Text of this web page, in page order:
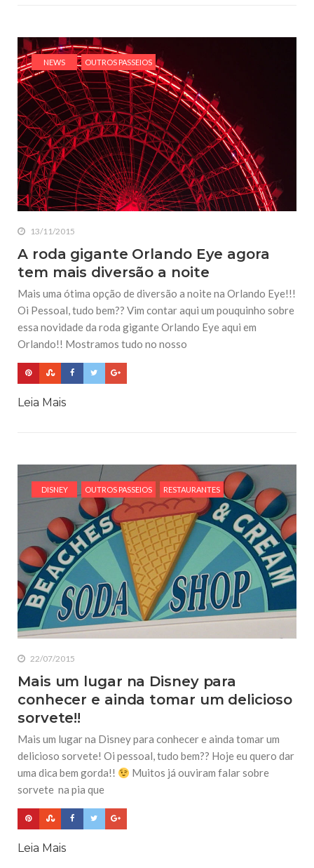
NEWS OUTROS PASSEIOS
13/11/2015
A roda gigante Orlando Eye agora
tem mais diversão a noite
Mais uma ótima opção de diversão a noite na Orlando Eye!!!
Oi Pessoal, tudo bem?? Vim contar aqui um pouquinho sobre
essa novidade da roda gigante Orlando Eye aqui em
Orlando!! Mostramos tudo no nosso
Leia Mais
DISNEY OUTROS PASSEIOS RESTAURANTES
22/07/2015
Mais um lugar na Disney para
conhecer e ainda tomar um delicioso
sorvete!!
Mais um lugar na Disney para conhecer e ainda tomar um
delicioso sorvete! Oi pessoal, tudo bem?? Hoje eu quero dar
uma dica bem gorda!!
Muitos já ouviram falar sobre
sorvete na pia que
Leia Mais